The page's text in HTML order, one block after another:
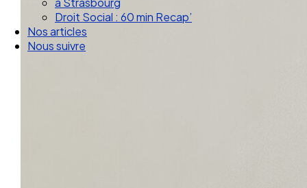
Droit Social : 60 min Recap’
Nos articles
Nous suivre